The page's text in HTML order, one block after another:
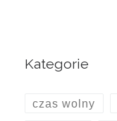
Kategorie
czas wolny